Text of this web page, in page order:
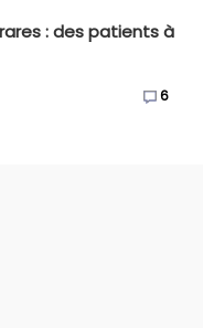
: des patients à
6